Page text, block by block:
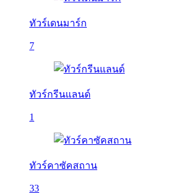
ทัวร์เดนมาร์ก
7
ทัวร์กรีนแลนด์
1
ทัวร์คาซัคสถาน
33